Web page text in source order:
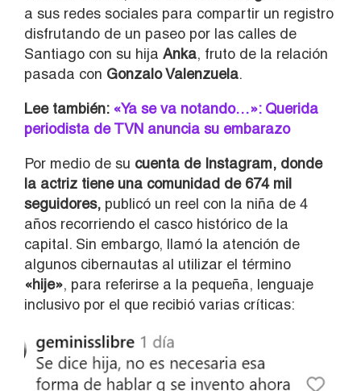
a sus redes sociales para compartir un registro
disfrutando de un paseo por las calles de
Santiago con su hija Anka, fruto de la relación
pasada con Gonzalo Valenzuela.
Lee también:«Ya se va notando…»: Querida
periodista de TVN anuncia su embarazo
Por medio de su cuenta de Instagram, donde
la actriz tiene una comunidad de 674 mil
seguidores, publicó un reel con la niña de 4
años recorriendo el casco histórico de la
capital. Sin embargo, llamó la atención de
algunos cibernautas al utilizar el término
«hije», para referirse a la pequeña, lenguaje
inclusivo por el que recibió varias críticas: